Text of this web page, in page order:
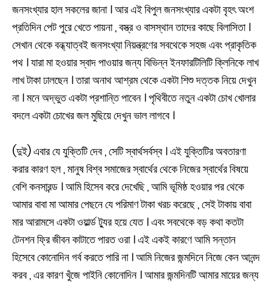
জনসংখ্যার হাল সকলের জানা । আর এই বিপুল জনসংখ্যার একটা বৃহৎ অংশ
প্রতিদিন পেট পুরে খেতে পায়না , বস্ত্র ও বাসস্থান তাদের কাছে বিলাসিতা ।
সেখান থেকে বন্ধ্যাত্বই জনসংখ্যা নিয়ন্ত্রণের সবথেকে সহজ এবং প্রাকৃতিক
পথ । যারা মা হওয়ার স্বাদ পাওয়ার জন্য বিভিন্ন ইনফারটিলিটি ক্লিনিকে লাখ
লাখ টাকা ঢালছেন । তারা অনাথ আশ্রম থেকে একটা শিশু দত্তক নিয়ে দেখুন
না । মনে অদ্ভুত একটা প্রশান্তি পাবেন । পৃথিবীতে নতুন একটা চোখ খোলার
বদলে একটা চোখের জল মুছিয়ে দেখুন ভাল লাগবে ।
(দুই) এবার যে যুক্তিটি দেব , সেটি স্বার্থসর্বস্ব । এই যুক্তিটির অবতারণা
করার কারণ হল , মানুষ বিশ্ব সমাজের স্বার্থের থেকে নিজের স্বার্থের বিষয়ে
বেশি কনসারন্ড । আমি হিসেব করে দেখেছি , আমি ভূমিষ্ঠ হওয়ার পর থেকে
আমার বাবা মা আমার পেছনে যে পরিমাণ টাকা খরচ করেছে , সেই টাকায় বাবা
মার আরামসে একটা ওয়ার্ল্ড ট্যুর হয়ে যেত । এবং সবথেকে বড় কথা কতটা
টেনশন ফ্রি জীবন কাটাতে পারত ওরা । এই একই কারণে আমি সন্তান
হিসেবে কোনোদিন গর্ব করতে পারি না । আমি নিজের জন্মদিনে নিজে কেন আনন্দ
করব , এর কারণ খুঁজে পাইনি কোনোদিন । আমার জন্মদিনটি আমার মায়ের জন্য